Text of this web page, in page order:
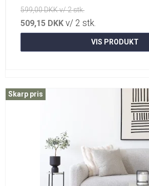
599,00 DKK v/ 2 stk.
509,15 DKK v/ 2 stk.
VIS PRODUKT
Skarp pris